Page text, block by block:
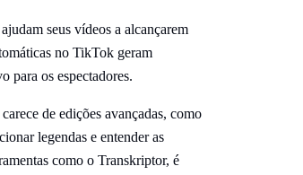
seus vídeos a alcançarem
no TikTok geram
para os espectadores.
de edições avançadas, como
legendas e entender as
como o Transkriptor, é